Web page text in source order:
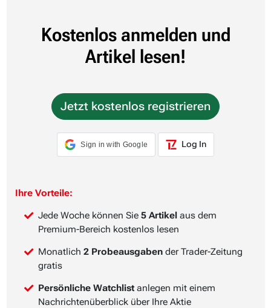
Kostenlos anmelden und
Artikel lesen!
Jetzt kostenlos registrieren
Sign in with Google Log In
Ihre Vorteile:
Jede Woche können Sie 5 Artikel aus dem
Premium-Bereich kostenlos lesen
Monatlich 2 Probeausgaben der Trader-Zeitung
gratis
Persönliche Watchlist anlegen mit einem
Nachrichtenüberblick über Ihre Aktie